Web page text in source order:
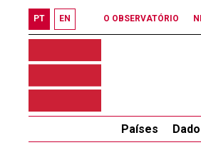
PT EN O OBSERVATÓRIO
Países